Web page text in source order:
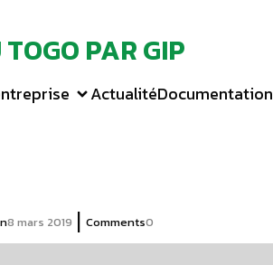
PAR GIP
ActualitéDocumentation
8 mars 2019 | Comments0